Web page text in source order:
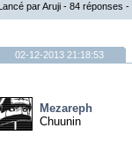
par Aruji - 84 réponses -
02-12-2013 21:18:53
Mezareph
Chuunin